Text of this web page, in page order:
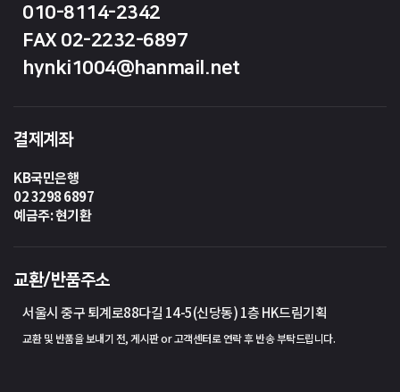
010-8114-2342
FAX 02-2232-6897
hynki1004@hanmail.net
결제계좌
KB국민은행
02 3298 6897
예금주: 현기환
교환/반품주소
서울시 중구 퇴계로88다길 14-5(신당동) 1층 HK드림기획
교환 및 반품을 보내기 전, 게시판 or 고객센터로 연락 후 반송 부탁드립니다.